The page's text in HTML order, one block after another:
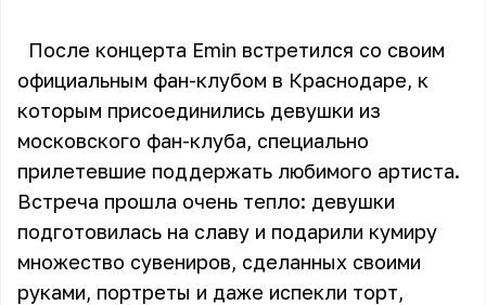
После концерта Emin встретился со своим
официальным фан-клубом в Краснодаре, к
которым присоединились девушки из
московского фан-клуба, специально
прилетевшие поддержать любимого артиста.
Встреча прошла очень тепло: девушки
подготовилась на славу и подарили кумиру
множество сувениров, сделанных своими
руками, портреты и даже испекли торт,